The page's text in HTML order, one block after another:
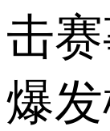
击
爆